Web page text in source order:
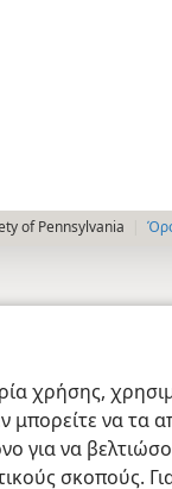
χρήσης,
μπορείτε να
για να
σκοπούς.
of Pennsylvania